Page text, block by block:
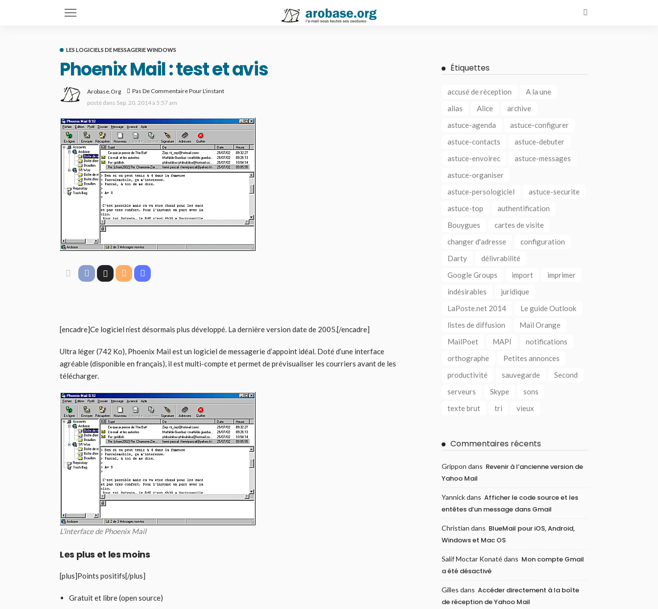
LES LOGICIELS DE MESSAGERIE WINDOWS
Phoenix Mail : test et avis
Arobase.org
Pas De Commentaire Pour L'instant
posté dans Sep. 20, 2014 à 5:57 am
[encadre]Ce logiciel n’est désormais plus développé. La dernière version date de 2005.[/encadre]
Ultra léger (742 Ko), Phoenix Mail est un logiciel de messagerie d’appoint idéal. Doté d’une interface
agréable (disponible en français), il est multi-compte et permet de prévisualiser les courriers avant de les
télécharger.
L’interface de Phoenix Mail
Les plus et les moins
[plus]Points positifs[/plus]
Gratuit et libre (open source)
Étiquettes
accusé de réception
A la une
alias
Alice
archive
astuce-agenda
astuce-configurer
astuce-contacts
astuce-debuter
astuce-envoirec
astuce-messages
astuce-organiser
astuce-persologiciel
astuce-securite
astuce-top
authentification
Bouygues
cartes de visite
changer d'adresse
configuration
Darty
délivrabilité
Google Groups
import
imprimer
indésirables
juridique
LaPoste.net 2014
Le guide Outlook
listes de diffusion
Mail Orange
MailPoet
MAPI
notifications
orthographe
Petites annonces
productivité
sauvegarde
Second
serveurs
Skype
sons
texte brut
tri vieux
Commentaires récents
Grippon dans Revenir à l’ancienne version de
Yahoo Mail
Yannickdans Afficher le code source et les
entêtes d’un message dans Gmail
Christian dans BlueMail pour iOS, Android,
Windows et Mac OS
Salif Moctar Konatédans Mon compte Gmail
a été désactivé
Gilles dans Accéder directement à la boîte
de réception de Yahoo Mail